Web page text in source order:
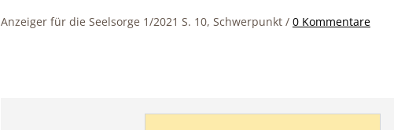
Anzeiger für die Seelsorge 1/2021 S. 10, Schwerpunkt / 0 Kommentare